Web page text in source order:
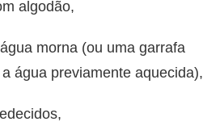
algodão,
morna (ou uma garrafa
água previamente aquecida),